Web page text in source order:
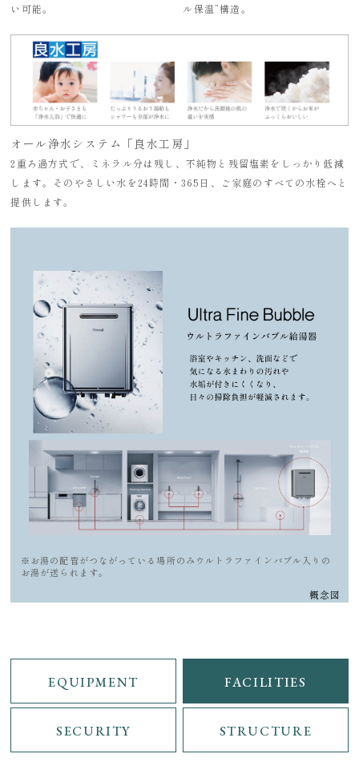
い可能。
ル保温”構造。
オール浄水システム「良水工房」
2重ろ過方式で、ミネラル分は残し、不純物と残留塩素をしっかり低減
します。そのやさしい水を24時間・365日、ご家庭のすべての水栓へと
提供します。
※お湯の配管がつながっている場所のみウルトラファインバブル入りの
お湯が送られます。
概念図
EQUIPMENT FACILITIES
SECURITY STRUCTURE